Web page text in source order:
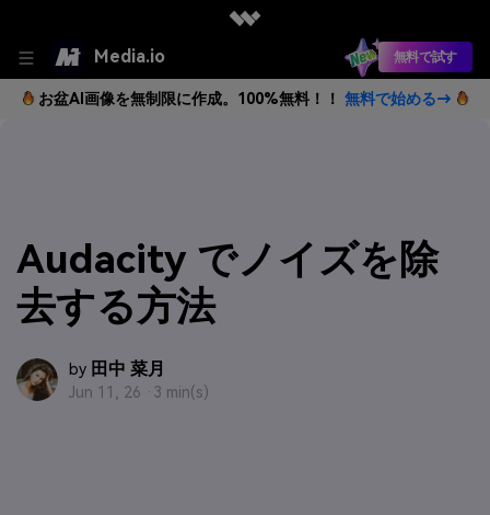
Media.io 無料で試す
お盆AI画像を無制限に作成。100%無料！！ 無料で始める→
Audacity でノイズを除
去する方法
by 田中 菜月
Jun 11, 26 · 3 min(s)